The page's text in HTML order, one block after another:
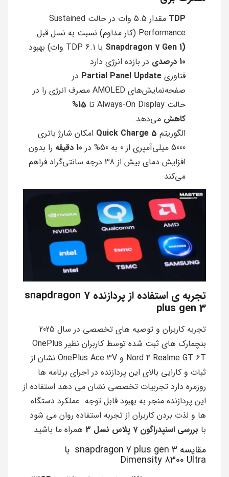
TDP
مقدار 5.5 وات در حالت Sustained
Performance (کار مداوم) نسبت به نسل قبل
(Snapdragon 7 Gen 1
با TDP 6.1 وات) بهبود
10 درصدی
در بازده انرژی دارد
فناوری Partial Panel Update در
صفحه‌نمایش‌های AMOLED مصرف انرژی را در
حالت Always-On Display تا
15%
کاهش می‌دهد.
الگوریتم Quick Charge 5 امکان شارژ باتری
5000 میلی‌آمپری از 0 به 50% در
10 دقیقه
را بدون
افزایش دمای بیش از 38 درجه سانتی‌گراد فراهم
می‌کند
تجربه ی استفاده از پردازنده snapdragon 7
plus gen 3
تجربه کاربران و توصيه های تخصصی در سال 2025
بنچمارک های ثبت شده توسط کاربران نظیر OnePlus
Nord 4 Realme GT 6T و OnePlus Ace 3V نشان از
ثبات و کارايی بالای اين پردازنده در اجرای برنامه ها
روزمره دارد تجربيات تخصصی نشان می دهد استفاده از
اين پردازنده منجر به بهبود قابل توجه عملکرد دستگاه
ها و لذت بردن کاربران از تجربه استفاده روان می شود
با بررسی اسنپدراگون 7 پلاس نسل 3 همراه ما باشید
مقایسه snapdragon 7 plus gen 3 با
Dimensity 8300 Ultra